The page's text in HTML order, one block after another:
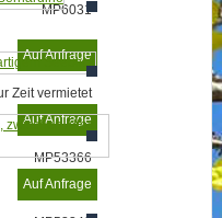
MP6031
Auf Anfrage
Zeit vermietet
Auf Anfrage
MP53366
Auf Anfrage